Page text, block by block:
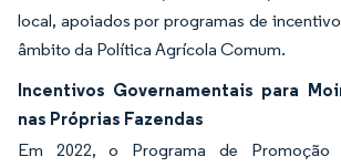
local, apoiados por programas de
âmbito da Política Agrícola Comum.
Incentivos Governamentais para
nas Próprias Fazendas
Em 2022, o Programa de Promoção